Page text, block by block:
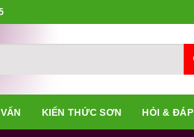
KIẾN THỨC SƠN HỎI & ĐÁP